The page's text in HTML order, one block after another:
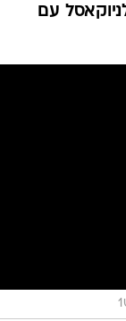
ניצחו 1:2 את פאלאס. 1:1 לניוקאסל עם